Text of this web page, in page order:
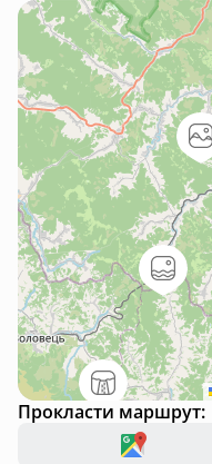
Прокласти маршрут: